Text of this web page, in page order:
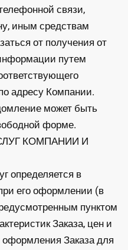
связи,
иным средствам
от получения от
путем
адресу Компании.
может быть
форме.
КОМПАНИИ И
определяется в
его оформлении (в
пунктом
Заказа, цен и
оформления Заказа для